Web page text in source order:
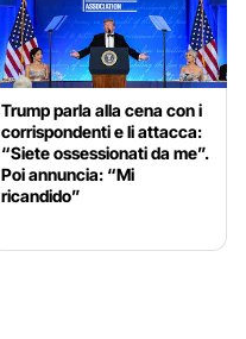
Trump parla alla cena con i
corrispondenti e li attacca:
“Siete ossessionati da me”.
Poi annuncia: “Mi
ricandido”